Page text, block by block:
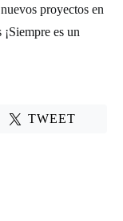
proyectos en
es un
TWEET